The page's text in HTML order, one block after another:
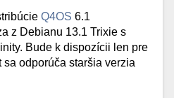
Q4OS 6.1
z Debianu 13.1 Trixie s
Bude k dispozícii len pre
odporúča staršia verzia